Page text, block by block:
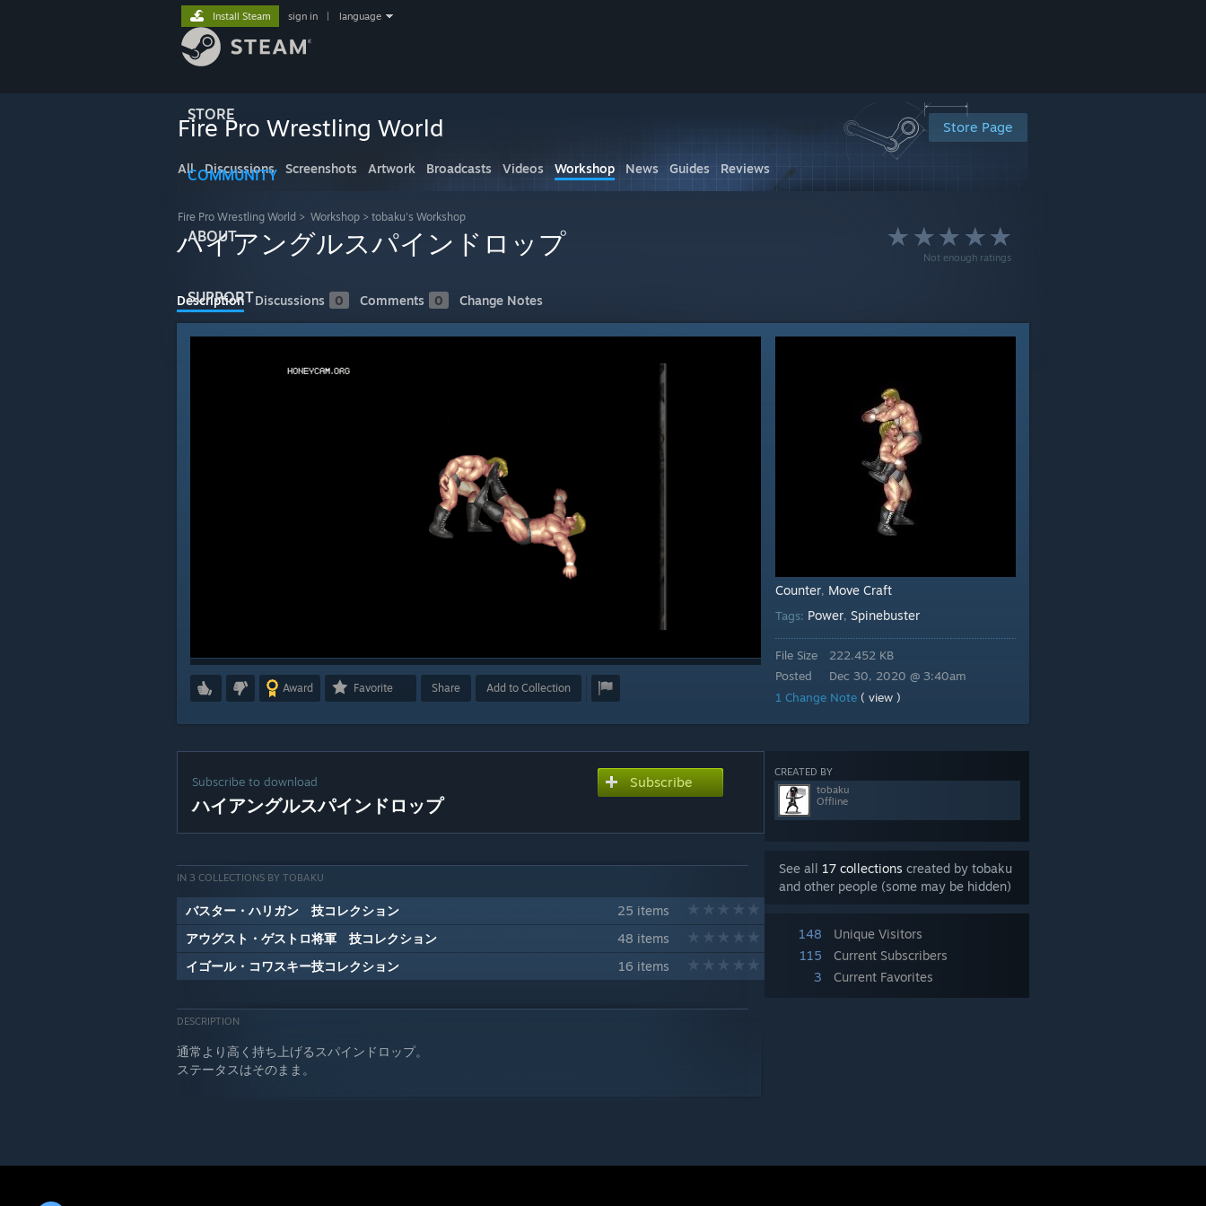
STORE
COMMUNITY
ABOUT
SUPPORT
Install Steam sign in language
Store Page
Fire Pro Wrestling World
All Discussions Screenshots Artwork Broadcasts Videos Workshop News Guides Reviews
Fire Pro Wrestling World > Workshop > tobaku's Workshop
Not enough ratings
ハイアングルスパインドロップ
Description Discussions 0 Comments 0 Change Notes
Award Favorite Share Add to Collection
Counter, Move Craft
Tags: Power, Spinebuster
File Size
Posted
222.452 KB
Dec 30, 2020 @ 3:40am
1 Change Note ( view )
CREATED BY
tobaku
Offline
See all 17 collections created by tobaku
and other people (some may be hidden)
148
Unique Visitors
115
Current Subscribers
3
Current Favorites
Subscribe to download
ハイアングルスパインドロップ
Subscribe
IN 3 COLLECTIONS BY TOBAKU
バスター・ハリガン 技コレクション
25 items
アウグスト・ゲストロ将軍 技コレクション
48 items
イゴール・コワスキー技コレクション
16 items
DESCRIPTION
通常より高く持ち上げるスパインドロップ。
ステータスはそのまま。